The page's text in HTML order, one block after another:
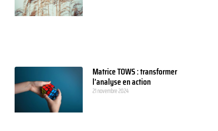
Matrice TOWS : transformer
l’analyse en action
21 novembre 2024